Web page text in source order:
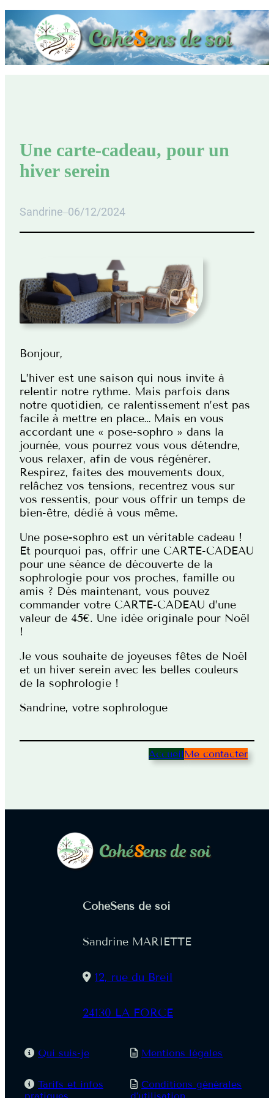
Une carte-cadeau, pour un
hiver serein
Sandrine–06/12/2024
Bonjour,
L’hiver est une saison qui nous invite à
relentir notre rythme. Mais parfois dans
notre quotidien, ce ralentissement n’est pas
facile à mettre en place… Mais en vous
accordant une « pose-sophro » dans la
journée, vous pourrez vous vous détendre,
vous relaxer, afin de vous régénérer.
Respirez, faites des mouvements doux,
relâchez vos tensions, recentrez vous sur
vos ressentis, pour vous offrir un temps de
bien-être, dédié à vous même.
Une pose-sophro est un véritable cadeau !
Et pourquoi pas, offrir une CARTE-CADEAU
pour une séance de découverte de la
sophrologie pour vos proches, famille ou
amis ? Dès maintenant, vous pouvez
commander votre CARTE-CADEAU d’une
valeur de 45€. Une idée originale pour Noël
!
Je vous souhaite de joyeuses fêtes de Noël
et un hiver serein avec les belles couleurs
de la sophrologie !
Sandrine, votre sophrologue
Accueil Me contacter
CohéSens de soi
Sandrine MARIETTE
12, rue du Breil
24130 LA FORCE
Qui suis-je
Tarifs et infos
pratiques
Mentions légales
Conditions générales
d’utilisation